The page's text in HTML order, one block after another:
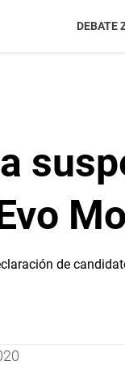
DEBATE